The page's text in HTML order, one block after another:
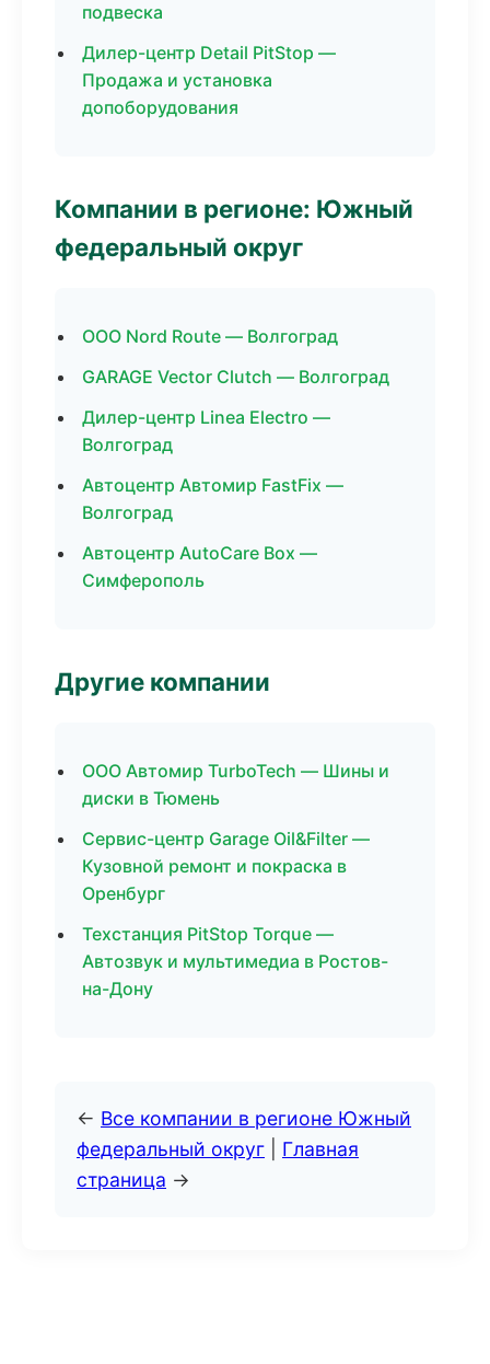
подвеска
Дилер-центр Detail PitStop —
Продажа и установка
допоборудования
Компании в регионе: Южный
федеральный округ
ООО Nord Route — Волгоград
GARAGE Vector Clutch — Волгоград
Дилер-центр Linea Electro —
Волгоград
Автоцентр Автомир FastFix —
Волгоград
Автоцентр AutoCare Box —
Симферополь
Другие компании
ООО Автомир TurboTech — Шины и
диски в Тюмень
Сервис-центр Garage Oil&Filter —
Кузовной ремонт и покраска в
Оренбург
Техстанция PitStop Torque —
Автозвук и мультимедиа в Ростов-
на-Дону
← Все компании в регионе Южный
федеральный округ
Главная
страница →